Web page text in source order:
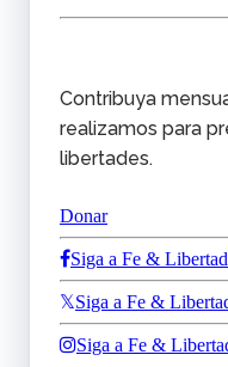
Contribuya
realizamos para
libertades.
Donar
Siga a Fe &
Siga a Fe &
Siga a Fe &